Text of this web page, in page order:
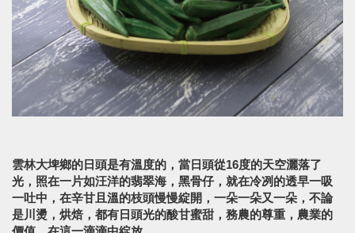
雲林大埤鄉的日頭是有溫度的，當日頭從16度的天空灑落了
光，照在一片如汪洋的翡翠海，黑骨仔，就在冷冽的透早一吸
一吐中，在辛甘且溫的枝頭慢慢綻開，一朵一朵又一朵，不論
是川燙，烘焙，都有日頭光的酸甘蜜甜，務農的尊重，農業的